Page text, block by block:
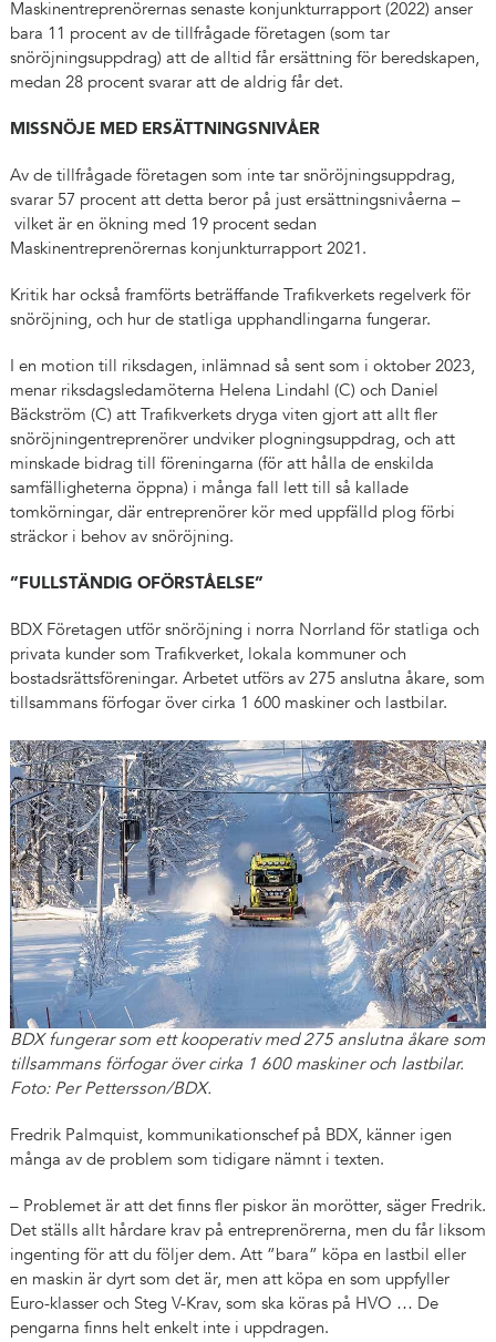
Maskinentreprenörernas senaste konjunkturrapport (2022) anser
bara 11 procent av de tillfrågade företagen (som tar
snöröjningsuppdrag) att de alltid får ersättning för beredskapen,
medan 28 procent svarar att de aldrig får det.
MISSNÖJE MED ERSÄTTNINGSNIVÅER
Av de tillfrågade företagen som inte tar snöröjningsuppdrag,
svarar 57 procent att detta beror på just ersättningsnivåerna –
vilket är en ökning med 19 procent sedan
Maskinentreprenörernas konjunkturrapport 2021.
Kritik har också framförts beträffande Trafikverkets regelverk för
snöröjning, och hur de statliga upphandlingarna fungerar.
I en motion till riksdagen, inlämnad så sent som i oktober 2023,
menar riksdagsledamöterna Helena Lindahl (C) och Daniel
Bäckström (C) att Trafikverkets dryga viten gjort att allt fler
snöröjningentreprenörer undviker plogningsuppdrag, och att
minskade bidrag till föreningarna (för att hålla de enskilda
samfälligheterna öppna) i många fall lett till så kallade
tomkörningar, där entreprenörer kör med uppfälld plog förbi
sträckor i behov av snöröjning.
”FULLSTÄNDIG OFÖRSTÅELSE”
BDX Företagen utför snöröjning i norra Norrland för statliga och
privata kunder som Trafikverket, lokala kommuner och
bostadsrättsföreningar. Arbetet utförs av 275 anslutna åkare, som
tillsammans förfogar över cirka 1 600 maskiner och lastbilar.
BDX fungerar som ett kooperativ med 275 anslutna åkare som
tillsammans förfogar över cirka 1 600 maskiner och lastbilar.
Foto: Per Pettersson/BDX.
Fredrik Palmquist, kommunikationschef på BDX, känner igen
många av de problem som tidigare nämnt i texten.
– Problemet är att det finns fler piskor än morötter, säger Fredrik.
Det ställs allt hårdare krav på entreprenörerna, men du får liksom
ingenting för att du följer dem. Att ”bara” köpa en lastbil eller
en maskin är dyrt som det är, men att köpa en som uppfyller
Euro-klasser och Steg V-Krav, som ska köras på HVO … De
pengarna finns helt enkelt inte i uppdragen.